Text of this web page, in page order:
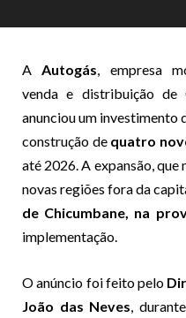
AAutogás, empresa
venda e distribuição de
anunciou um investimento
construção de quatro
até 2026. A expansão, que
novas regiões fora da
de Chicumbane, na
implementação.
O anúncio foi feito pelo
João das Neves,